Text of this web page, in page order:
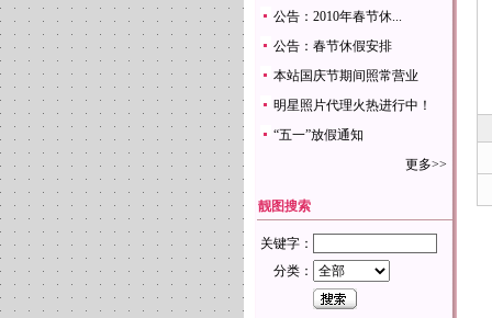
公告：2010年春节休...
公告：春节休假安排
本站国庆节期间照常营业
明星照片代理火热进行中！
“五一”放假通知
更多>>
靓图搜索
关键字：
分类：